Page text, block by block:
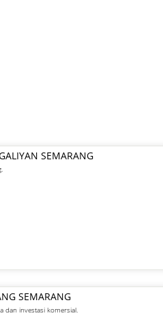
SEMARANG
SEMARANG
dan investasi komersial.